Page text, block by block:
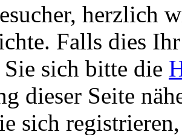
herzlich
Falls dies
sich bitte die
dieser Seite
sich